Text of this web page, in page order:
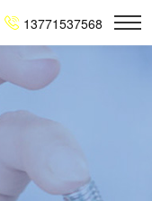
13771537568